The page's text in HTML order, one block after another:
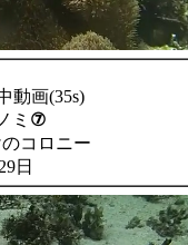
動画(35s)
ミ ⑦
コロニー
日